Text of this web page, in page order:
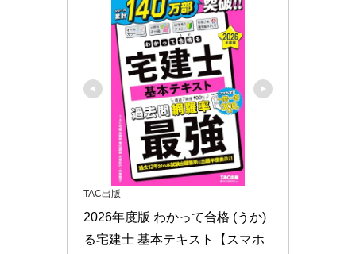
TAC出版
2026年度版 わかって合格 (うか)
る宅建士 基本テキスト【スマホ